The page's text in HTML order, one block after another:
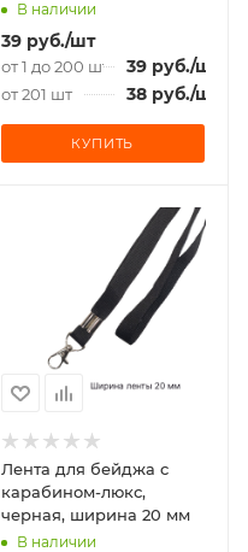
В наличии
39руб./шт
от 1 до 200 шт 39руб./шт
от 201 шт 38руб./шт
КУПИТЬ
Лента для бейджа c
карабином-люкс,
черная, ширина 20 мм
В наличии